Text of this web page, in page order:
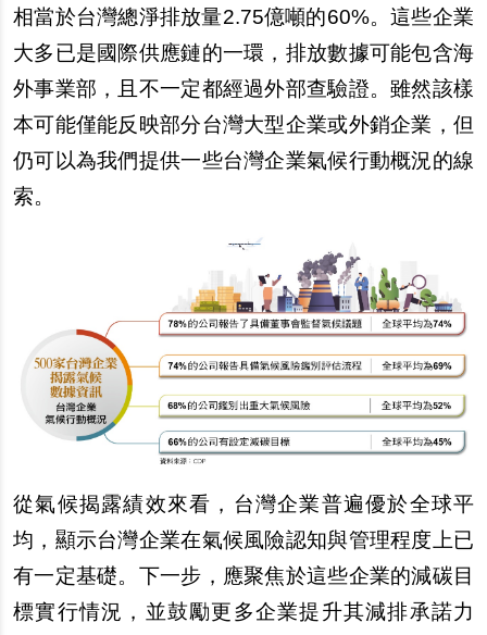
相當於台灣總淨排放量2.75億噸的60%。這些企業
大多已是國際供應鏈的一環，排放數據可能包含海
外事業部，且不一定都經過外部查驗證。雖然該樣
本可能僅能反映部分台灣大型企業或外銷企業，但
仍可以為我們提供一些台灣企業氣候行動概況的線
索。
從氣候揭露績效來看，台灣企業普遍優於全球平
均，顯示台灣企業在氣候風險認知與管理程度上已
有一定基礎。下一步，應聚焦於這些企業的減碳目
標實行情況，並鼓勵更多企業提升其減排承諾力